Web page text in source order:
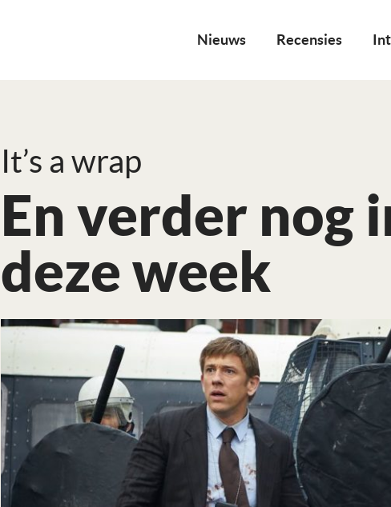
Nieuws Recensies
It’s a wrap
En verder nog
deze week